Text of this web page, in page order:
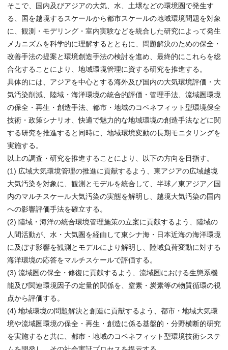
そこで、国内及びアジアの大気、水、土壌などの環境圏で発生す
る、国を越境するスケールから都市スケールの地域環境問題を対象
に、観測・モデリング・室内実験などを統合した研究によって発生
メカニズムを科学的に理解するとともに、問題解決のための保全・
改善手法の提案と環境創造手法の検討を進め、最終的にこれらを総
合化することにより、地域環境管理に資する研究を推進する。
具体的には、アジアを中心とする海外及び国内の大気環境評価・大
気汚染削減、陸域・海洋環境の統合的評価・管理手法、流域圏環境
の保全・再生・創造手法、都市・地域のコベネフィット型環境保全
技術・政策シナリオ、快適で魅力的な地域環境の創造手法などに関
する研究を推進すると同時に、地域環境変動の長期モニタリングを
実施する。
以上の調査・研究を推進することにより、以下の方向を目指す。
(1) 広域大気環境管理の推進に貢献するよう、東アジアの広域越境
大気汚染を対象に、観測とモデルを統合して、半球／東アジア／国
内のマルチスケール大気汚染の実態を解明し、越境大気汚染の国内
への影響評価手法を確立する。
(2) 陸域・海洋の統合環境管理施策の立案に貢献するよう、陸域の
人間活動が、水・大気圏を経由して東シナ海・日本近海の海洋環境
に及ぼす影響を観測とモデルにより解明し、陸域負荷変動に対する
海洋環境の応答をマルチスケールで評価する。
(3) 流域圏の保全・修復に貢献するよう、流域圏における生態系機
能及び関連環境因子の定量的関係を、窒素・炭素等の物質循環の視
点から評価する。
(4) 地域環境の問題解決と創造に貢献するよう、都市・地域大気環
境や流域圏環境の保全・再生・創造に係る基盤的・分野横断的研究
を実施すると共に、都市・地域のコベネフィット型環境技術システ